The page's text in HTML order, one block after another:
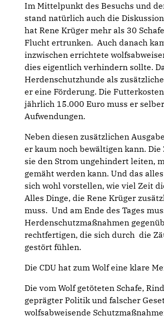
Im Mittelpunkt des Besuchs und
stand natürlich auch die
hat Rene Krüger mehr als 30
Flucht ertrunken. Auch danach
inzwischen errichtete
dies eigentlich verhindern sollte.
Herdenschutzhunde als
er eine Förderung. Die
jährlich 15.000 Euro muss er
Aufwendungen.
Neben diesen zusätzlichen
er kaum noch bewältigen kann.
sie den Strom ungehindert leiten,
gemäht werden kann. Und das
sich wohl vorstellen, wie viel Zeit
Alles Dinge, die Rene Krüger
muss. Und am Ende des Tages
Herdenschutzmaßnahmen
rechtfertigen, die sich durch die
gestört fühlen.
Die CDU hat zum Wolf eine klare
Die vom Wolf getöteten Schafe,
geprägter Politik und falscher
wolfsabweisende